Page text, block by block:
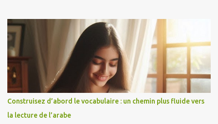
programmes d'études à l'étranger en immersion et en organisant la
Conférence des polyglottes 2025 à Taïwan. Sa philosophie met
l'accent sur le fait que les langues doivent faire partie intégrante de
la vie quotidienne, et non se limiter aux matières académiques, et
que le courage de parler est plus important qu'une parfaite
maîtrise de la langue. Parcours et inspiration Terry a étudié le
jardinage et la biologie à l'université, pas la linguistique. Inspiré
par son professeur Shih Chia-lin, qui passait d'une langue à l'autre
avec une aisance déconcertante, il a décidé de...
Construisez d’abord le vocabulaire : un chemin plus fluide vers
la lecture de l’arabe